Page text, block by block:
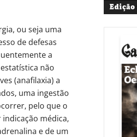
ou seja uma
de defesas
a
não
(anafilaxia) a
uma ingestão
pelo que o
médica,
e de um
Edição